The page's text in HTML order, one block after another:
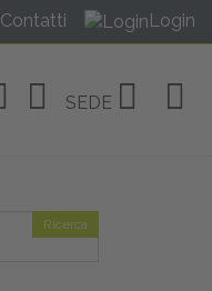
Contatti Login
SEDE
Ricerca